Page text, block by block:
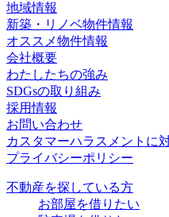
地域情報
新築・リノベ物件情報
オススメ物件情報
会社概要
わたしたちの強み
SDGsの取り組み
採用情報
お問い合わせ
カスタマーハラスメントに
プライバシーポリシー
不動産を探している方
お部屋を借りたい